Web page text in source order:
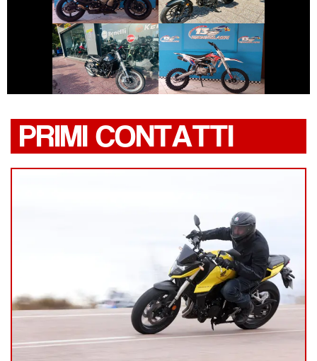
BENELLI
LEONCINO
€ 3.490 €
ALTRA-MARCA
ALTRO-
MODELLO
€ 1.150 €
PRIMI CONTATTI